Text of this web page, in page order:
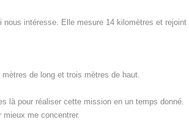
intéresse. Elle mesure 14 kilomètres et rejoint
de long et trois mètres de haut.
là pour réaliser cette mission en un temps donné.
mieux me concentrer.